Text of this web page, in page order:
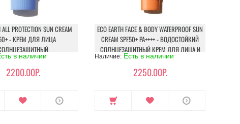
ALL PROTECTION SUN CREAM
- КРЕМ ДЛЯ ЛИЦА
в наличии
2200.00Р.
ECO EARTH FACE & BODY WATERPROOF SUN
CREAM SPF50+ PA++++ - ВОДОСТОЙКИЙ
СОЛНЦЕЗАЩИТНЫЙ КРЕМ ДЛЯ ЛИЦА И
ТЕЛА
Наличие: Есть в наличии
2250.00Р.